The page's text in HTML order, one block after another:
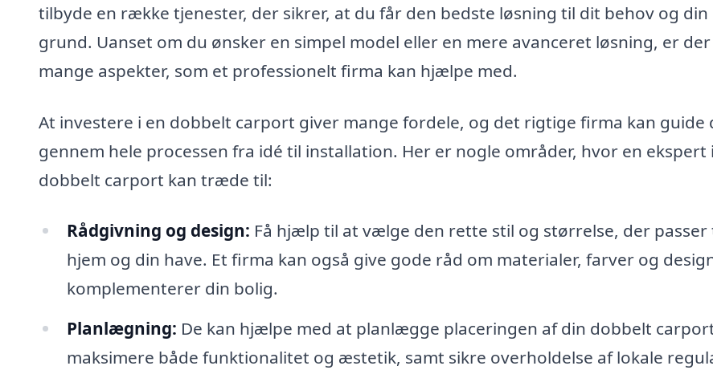
tilbyde en række tjenester, der sikrer, at du får den bedste løsning til dit behov og din
grund. Uanset om du ønsker en simpel model eller en mere avanceret løsning, er der
mange aspekter, som et professionelt firma kan hjælpe med.
At investere i en dobbelt carport giver mange fordele, og det rigtige firma kan guide
gennem hele processen fra idé til installation. Her er nogle områder, hvor en ekspert i
dobbelt carport kan træde til:
Rådgivning og design: Få hjælp til at vælge den rette stil og størrelse, der passer
hjem og din have. Et firma kan også give gode råd om materialer, farver og
komplementerer din bolig.
Planlægning: De kan hjælpe med at planlægge placeringen af din dobbelt
maksimere både funktionalitet og æstetik, samt sikre overholdelse af lokale